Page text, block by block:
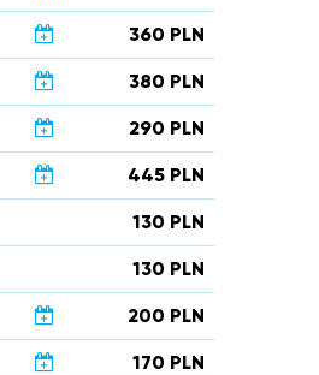
360 PLN
380 PLN
290 PLN
445 PLN
130 PLN
130 PLN
200 PLN
170 PLN